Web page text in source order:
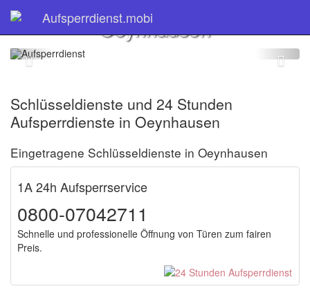
Aufsperrdienst.mobi
Schlüsseldienst
Oeynhausen
Schlüsseldienste und 24 Stunden
Aufsperrdienste in Oeynhausen
Eingetragene Schlüsseldienste in Oeynhausen
1A 24h Aufsperrservice
0800-07042711
Schnelle und professionelle Öffnung von Türen zum fairen
Preis.